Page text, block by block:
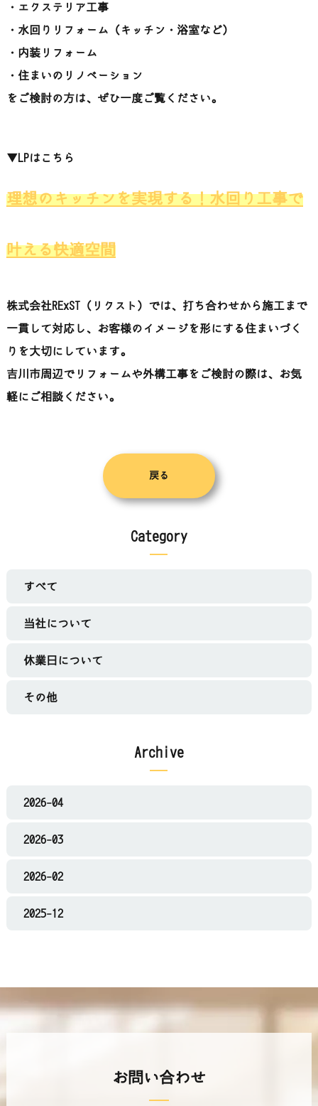
・ エクステリア工事
・ 水 回り リフォーム（ キッチン・ 浴室など）
・ 内装リフォーム
・ 住まいの リノベーション
を ご検討の方は、 ぜひ一度ご覧ください。
▼LPは こちら
理想のキッチンを実現する！水回り工事で
叶える快適空間
株式会社RExST（ リ ク スト） では、 打ち合わせから施工 まで
一貫して対応し、 お客様の イメージを形にする住まいづく
り を大切にしてい ます。
吉川 市周辺でリフォームや外構工事を ご検討の 際は、 お気
軽に ご相談ください。
戻る
Category
すべて
当社について
休業日について
その他
Archive
2026-04
2026-03
2026-02
2025-12
お問い合わせ